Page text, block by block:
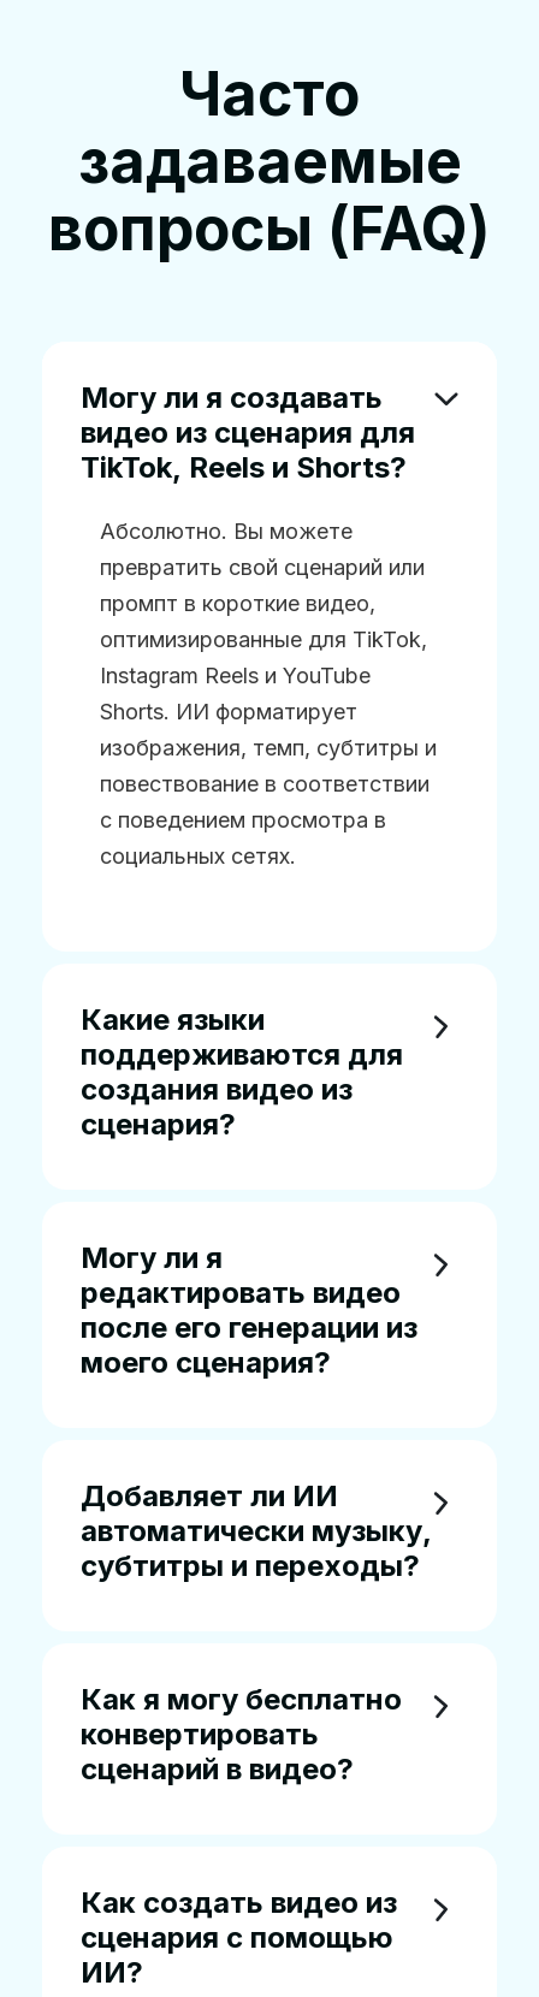
Часто
задаваемые
вопросы (FAQ)
Могу ли я создавать
видео из сценария для
TikTok, Reels и Shorts?
Абсолютно. Вы можете
превратить свой сценарий или
промпт в короткие видео,
оптимизированные для TikTok,
Instagram Reels и YouTube
Shorts. ИИ форматирует
изображения, темп, субтитры и
повествование в соответствии
с поведением просмотра в
социальных сетях.
Какие языки
поддерживаются для
создания видео из
сценария?
Могу ли я
редактировать видео
после его генерации из
моего сценария?
Добавляет ли ИИ
автоматически музыку,
субтитры и переходы?
Как я могу бесплатно
конвертировать
сценарий в видео?
Как создать видео из
сценария с помощью
ИИ?